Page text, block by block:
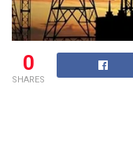
0
SHARES